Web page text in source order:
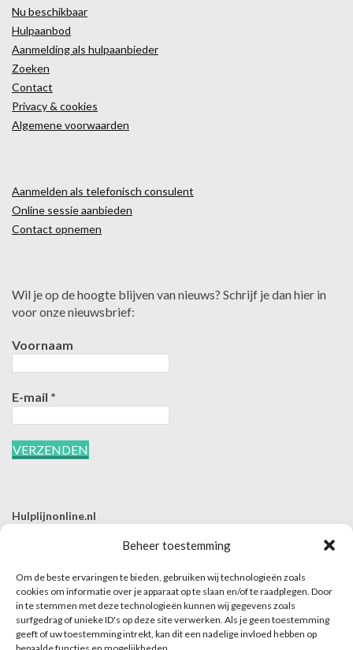
Beheer toestemming
Om de beste ervaringen te bieden, gebruiken wij technologieën zoals
cookies om informatie over je apparaat op te slaan en/of te raadplegen. Door
in te stemmen met deze technologieën kunnen wij gegevens zoals
surfgedrag of unieke ID's op deze site verwerken. Als je geen toestemming
geeft of uw toestemming intrekt, kan dit een nadelige invloed hebben op
Nu beschikbaar
Hulpaanbod
Aanmelding als hulpaanbieder
Zoeken
Contact
Privacy & cookies
Algemene voorwaarden
Aanmelden als telefonisch consulent
Online sessie aanbieden
Contact opnemen
Wil je op de hoogte blijven van nieuws? Schrijf je dan hier in
voor onze nieuwsbrief:
Voornaam
E-mail *
Hulplijnonline.nl
E | info@hulplijnonline.nl
Contactformulier
Over Hulplijnonline.nl
Het team van Hulplijnonline.nl